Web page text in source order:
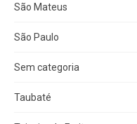
São Mateus
São Paulo
Sem categoria
Taubaté